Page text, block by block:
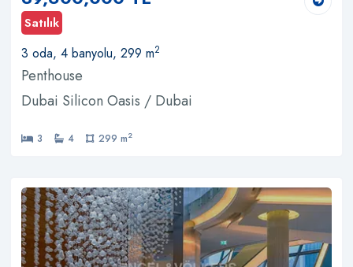
Satılık
3 oda, 4 banyolu, 299 m2
Penthouse
Dubai Silicon Oasis / Dubai
3 4 299 m2